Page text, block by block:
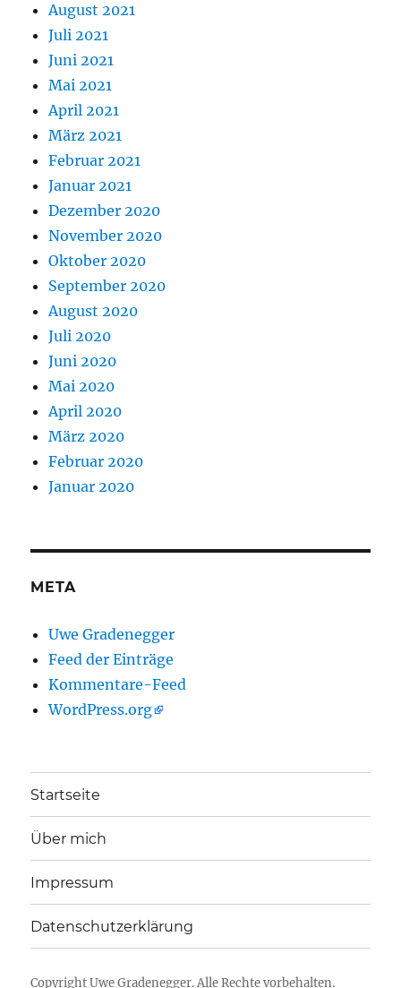
August 2021
Juli 2021
Juni 2021
Mai 2021
April 2021
März 2021
Februar 2021
Januar 2021
Dezember 2020
November 2020
Oktober 2020
September 2020
August 2020
Juli 2020
Juni 2020
Mai 2020
April 2020
März 2020
Februar 2020
Januar 2020
META
Uwe Gradenegger
Feed der Einträge
Kommentare-Feed
WordPress.org
Startseite
Über mich
Impressum
Datenschutzerklärung
CopyrightUwe Gradenegger. Alle Rechte vorbehalten.